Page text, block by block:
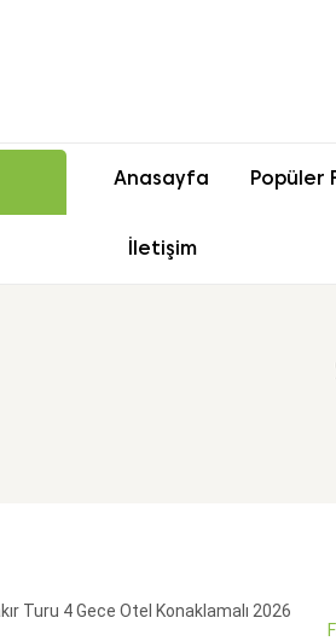
Anasayfa Popüler
İletişim